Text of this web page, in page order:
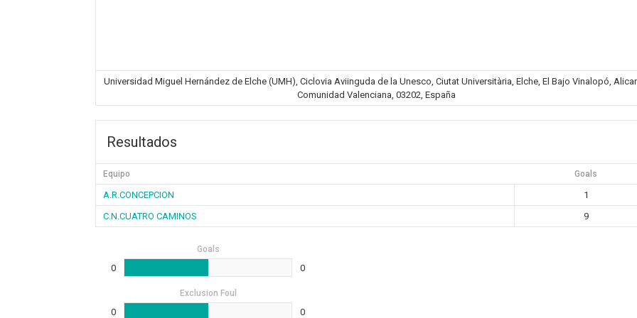
Universidad Miguel Hernández de Elche (UMH), Ciclovia Aviinguda de la Unesco, Ciutat Universitària, Elche, El Bajo Vinalopó,
Comunidad Valenciana, 03202, España
Resultados
Equipo Goals
A.R.CONCEPCION
1
C.N.CUATRO CAMINOS
9
Goals
0 0
Exclusion Foul
0 0